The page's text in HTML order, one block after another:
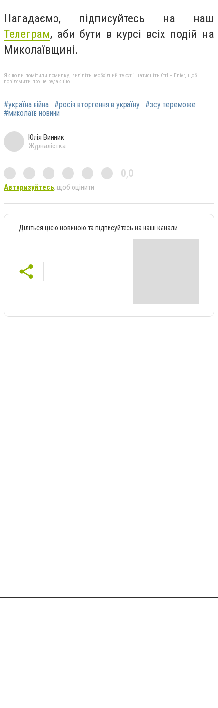
Нагадаємо, підписуйтесь на наш
Телеграм, аби бути в курсі всіх подій на
Миколаївщині.
Якщо ви помітили помилку, виділіть необхідний текст і натисніть Ctrl + Enter, щоб
повідомити про це редакцію
#україна війна #росія вторгення в україну
#зсу переможе
#миколаїв новини
Юлія Винник
Журналістка
0,0
Авторизуйтесь, щоб оцінити
Діліться цією новиною та підписуйтесь на наші канали